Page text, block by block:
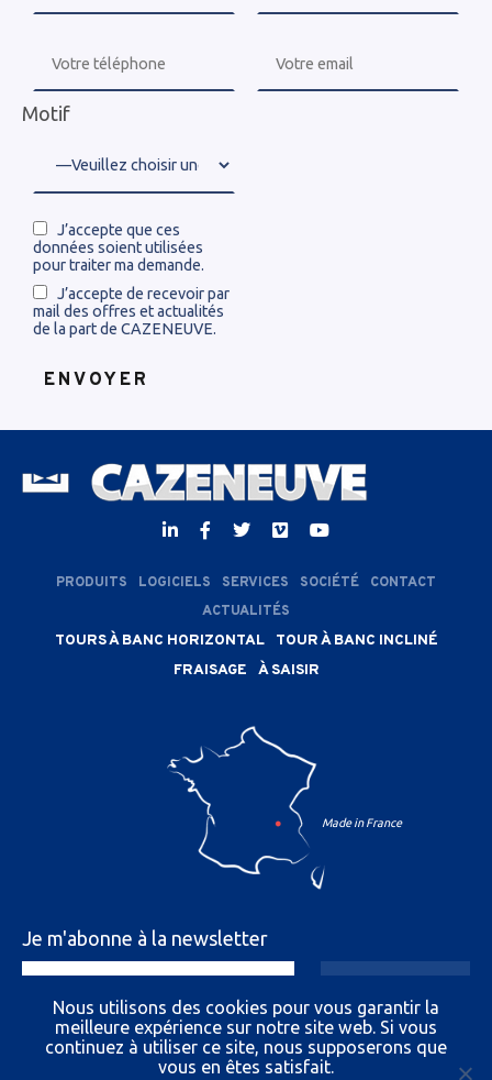
Motif
J’accepte que ces
données soient utilisées
pour traiter ma demande.
J’accepte de recevoir par
mail des offres et actualités
de la part de CAZENEUVE.
PRODUITS LOGICIELS SERVICES SOCIÉTÉ
CONTACT
ACTUALITÉS
TOURS À BANC HORIZONTAL
TOUR À BANC INCLINÉ
FRAISAGE
À SAISIR
Je m'abonne à la newsletter
En envoyant vos informations vous nous autorisez à
vous envoyer des e-mails.
Vous pouvez vous désabonner à tout moment.
Nous utilisons des cookies pour vous garantir la
meilleure expérience sur notre site web. Si vous
continuez à utiliser ce site, nous supposerons que
vous en êtes satisfait.